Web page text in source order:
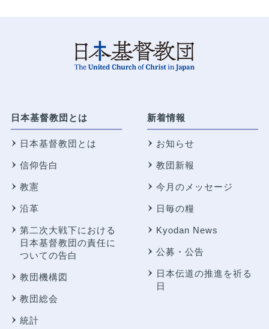
日本基督教団とは
日本基督教団とは
信仰告白
教憲
沿革
第二次大戦下における
日本基督教団の責任に
ついての告白
教団機構図
教団総会
統計
新着情報
お知らせ
教団新報
今月のメッセージ
日毎の糧
Kyodan News
公募・公告
日本伝道の推進を祈る
日